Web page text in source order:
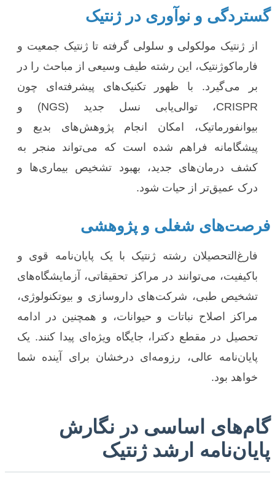
گستردگی و نوآوری در ژنتیک
از ژنتیک مولکولی و سلولی گرفته تا ژنتیک جمعیت و
فارماکوژنتیک، این رشته طیف وسیعی از مباحث را در
بر می‌گیرد. با ظهور تکنیک‌های پیشرفته‌ای چون
CRISPR، توالی‌یابی نسل جدید (NGS) و
بیوانفورماتیک، امکان انجام پژوهش‌های بدیع و
پیشگامانه فراهم شده است که می‌تواند منجر به
کشف درمان‌های جدید، بهبود تشخیص بیماری‌ها و
درک عمیق‌تر از حیات شود.
فرصت‌های شغلی و پژوهشی
فارغ‌التحصیلان رشته ژنتیک با یک پایان‌نامه قوی و
باکیفیت، می‌توانند در مراکز تحقیقاتی، آزمایشگاه‌های
تشخیص طبی، شرکت‌های داروسازی و بیوتکنولوژی،
مراکز اصلاح نباتات و حیوانات، و همچنین در ادامه
تحصیل در مقطع دکترا، جایگاه ویژه‌ای پیدا کنند. یک
پایان‌نامه عالی، رزومه‌ای درخشان برای آینده شما
خواهد بود.
گام‌های اساسی در نگارش
پایان‌نامه ارشد ژنتیک